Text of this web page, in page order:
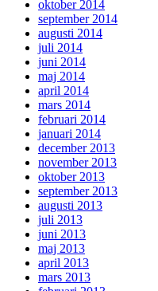
oktober 2014
september 2014
augusti 2014
juli 2014
juni 2014
maj 2014
april 2014
mars 2014
februari 2014
januari 2014
december 2013
november 2013
oktober 2013
september 2013
augusti 2013
juli 2013
juni 2013
maj 2013
april 2013
mars 2013